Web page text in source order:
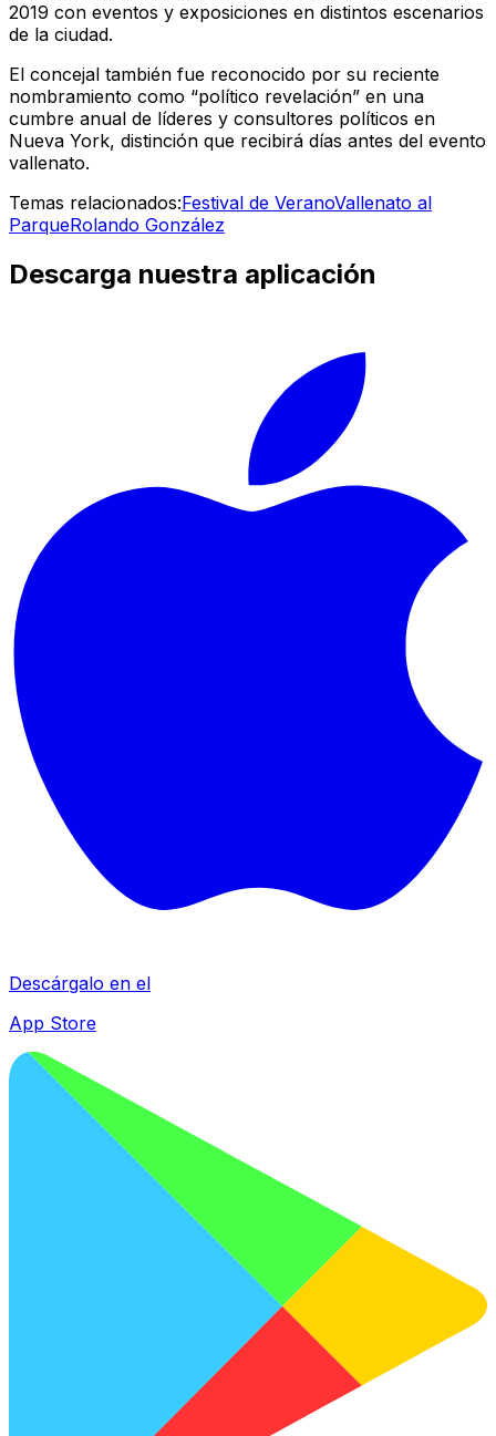
2019 con eventos y exposiciones en distintos escenarios
de la ciudad.
El concejal también fue reconocido por su reciente
nombramiento como “político revelación” en una
cumbre anual de líderes y consultores políticos en
Nueva York, distinción que recibirá días antes del evento
vallenato.
Temas relacionados:Festival de VeranoVallenato al
ParqueRolando González
Descarga nuestra aplicación
Descárgalo en el
App Store